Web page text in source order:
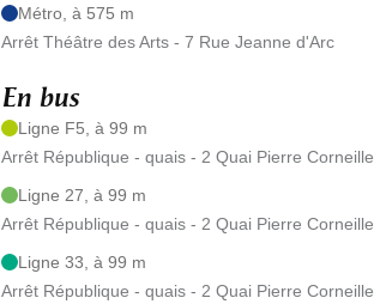
Métro, à 575 m
Arrêt Théâtre des Arts - 7 Rue Jeanne d'Arc
En bus
Ligne F5, à 99 m
Arrêt République - quais - 2 Quai Pierre Corneille
Ligne 27, à 99 m
Arrêt République - quais - 2 Quai Pierre Corneille
Ligne 33, à 99 m
Arrêt République - quais - 2 Quai Pierre Corneille